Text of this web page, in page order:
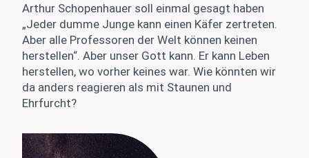
Arthur Schopenhauer soll einmal gesagt haben
„Jeder dumme Junge kann einen Käfer zertreten.
Aber alle Professoren der Welt können keinen
herstellen“. Aber unser Gott kann. Er kann Leben
herstellen, wo vorher keines war. Wie könnten wir
da anders reagieren als mit Staunen und
Ehrfurcht?